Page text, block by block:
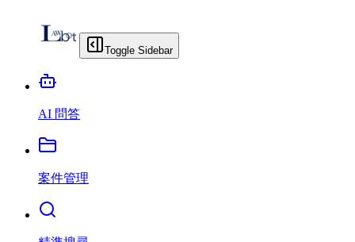
Toggle Sidebar
AI 問答
案件管理